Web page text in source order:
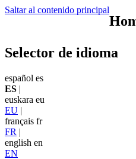
Saltar al contenido principal
Selector de idioma
español es
ES |
euskara eu
EU |
français fr
FR |
english en
EN